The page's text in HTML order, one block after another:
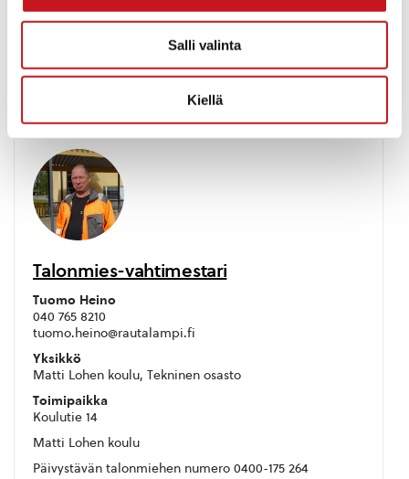
Salli valinta
Kiellä
Yksikkö
Koulutie 14
Talonmies-vahtimestari
Tuomo Heino
040 765 8210
tuomo.heino@rautalampi.fi
Yksikkö
Matti Lohen koulu, Tekninen osasto
Toimipaikka
Koulutie 14
Matti Lohen koulu
Päivystävän talonmiehen numero 0400-175 264